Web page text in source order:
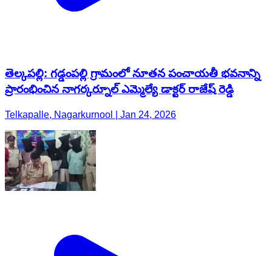
తెల్కపల్లి: గడ్డంపల్లి గ్రామంలో నూతన పంచాయతీ భవనాన్ని
ప్రారంభించిన నాగర్కర్నూల్ ఎమ్మెల్యే డాక్టర్ రాజేష్ రెడ్డి
Telkapalle, Nagarkurnool | Jan 24, 2026